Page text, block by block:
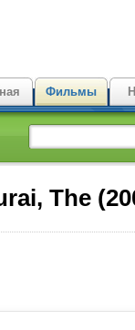
Фильмы
The